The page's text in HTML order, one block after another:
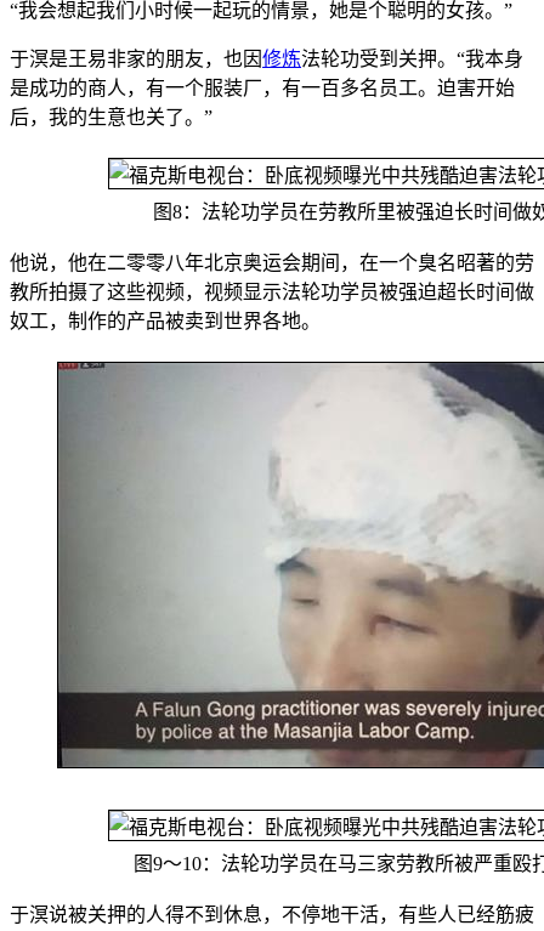
“我会想起我们小时候一起玩的情景，她是个聪明的女孩。”
于溟是王易非家的朋友，也因修炼法轮功受到关押。“我本身
是成功的商人，有一个服装厂，有一百多名员工。迫害开始
后，我的生意也关了。”
图8：法轮功学员在劳教所里被强迫长时间做
他说，他在二零零八年北京奥运会期间，在一个臭名昭著的劳
教所拍摄了这些视频，视频显示法轮功学员被强迫超长时间做
奴工，制作的产品被卖到世界各地。
图9～10：法轮功学员在马三家劳教所被严重殴
于溟说被关押的人得不到休息，不停地干活，有些人已经筋疲